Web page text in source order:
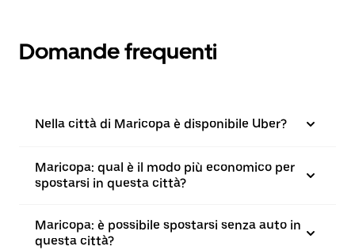
Domande frequenti
Nella città di Maricopa è disponibile Uber?
Maricopa: qual è il modo più economico per
spostarsi in questa città?
Maricopa: è possibile spostarsi senza auto in
questa città?